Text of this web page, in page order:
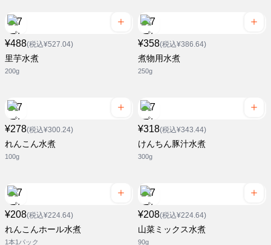
¥488(税込¥527.04)
里芋水煮
200g
¥358(税込¥386.64)
煮物用水煮
250g
¥278(税込¥300.24)
れんこん水煮
100g
¥318(税込¥343.44)
けんちん豚汁水煮
300g
¥208(税込¥224.64)
れんこんホール水煮
1本1パック
¥208(税込¥224.64)
山菜ミックス水煮
90g